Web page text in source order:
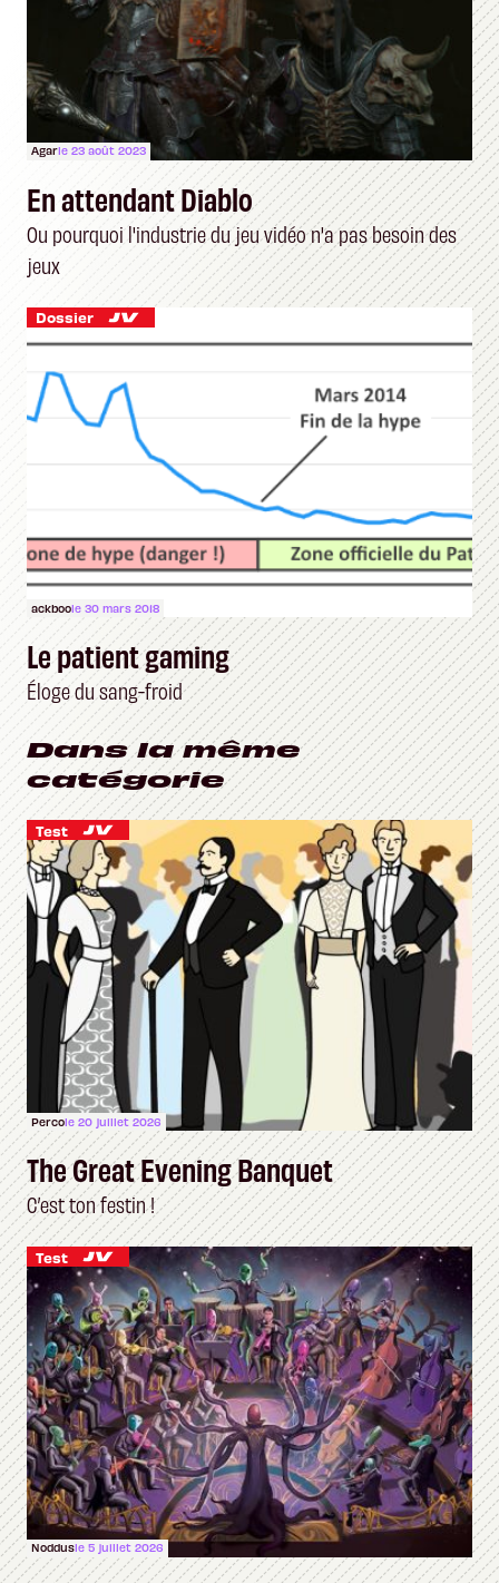
Agarle 23 août 2023
En attendant Diablo
Ou pourquoi l'industrie du jeu vidéo n'a pas besoin des
jeux
Dossier
ackboole 30 mars 2018
Le patient gaming
Éloge du sang-froid
Dans la même
catégorie
Test
Percole 20 juillet 2026
The Great Evening Banquet
C’est ton festin !
Test
Noddusle 5 juillet 2026